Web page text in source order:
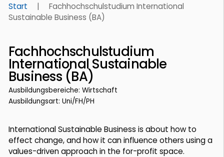
Start |
Fachhochschulstudium International
Sustainable Business (BA)
Fachhochschulstudium
International Sustainable
Business (BA)
Ausbildungsbereiche: Wirtschaft
Ausbildungsart: Uni/FH/PH
International Sustainable Business is about how to
effect change, and how it can influence others using a
values-driven approach in the for-profit space.